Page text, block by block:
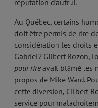
réputation d’autrui.
Au Québec, certains
doit être permis de rire
considération les droits
Gabriel? Gilbert Rozon,
pour rire avait blâmé les
propos de Mike Ward.
cette diversion, Gilbert
service pour